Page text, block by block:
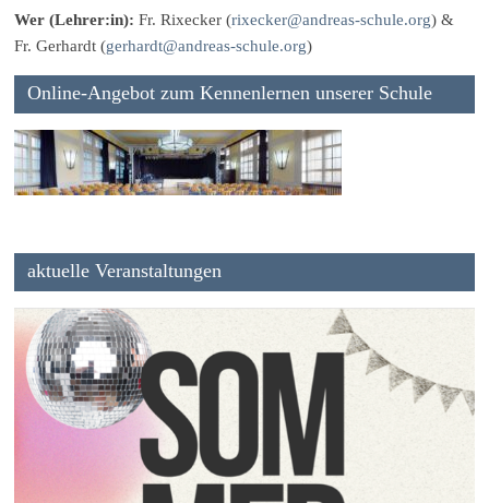
Wer (Lehrer:in): Fr. Rixecker (rixecker@andreas-schule.org) &
Fr. Gerhardt (gerhardt@andreas-schule.org)
Online-Angebot zum Kennenlernen unserer Schule
aktuelle Veranstaltungen